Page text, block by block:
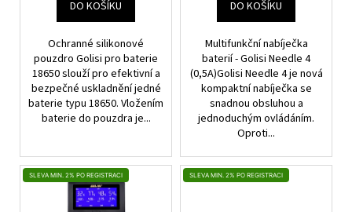
DO KOŠÍKU
Ochranné silikonové
pouzdro Golisi pro baterie
18650 slouží pro efektivní a
bezpečné uskladnění jedné
baterie typu 18650. Vložením
baterie do pouzdra je...
DO KOŠÍKU
Multifunkční nabíječka
baterií - Golisi Needle 4
(0,5A)Golisi Needle 4 je nová
kompaktní nabíječka se
snadnou obsluhou a
jednoduchým ovládáním.
Oproti...
SLEVA MIN. 2% PO REGISTRACI SLEVA MIN. 2% PO REGISTRACI
G3
POD